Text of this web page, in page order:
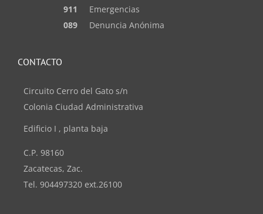
911
Emergencias
089
Denuncia Anónima
CONTACTO
Circuito Cerro del Gato s/n
Colonia Ciudad Administrativa
Edificio I , planta baja
C.P. 98160
Zacatecas, Zac.
Tel. 904497320 ext.26100